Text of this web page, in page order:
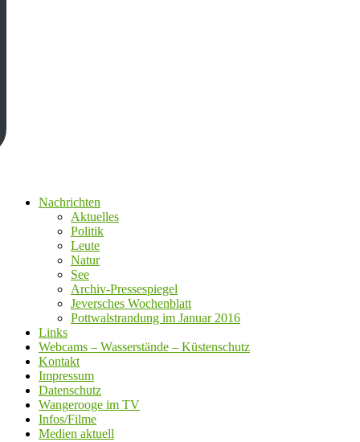
Nachrichten
Aktuelles
Politik
Leute
Natur
See
Archiv-Pressespiegel
Jeversches Wochenblatt
Pottwalstrandung im Januar 2016
Links
Webcams – Wasserstände – Küstenschutz
Kontakt
Impressum
Datenschutz
Wangerooge im TV
Infos/Filme
Medien aktuell